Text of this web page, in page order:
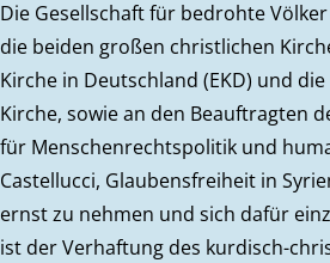
Die Gesellschaft für bedrohte
die beiden großen christlichen
Kirche in Deutschland (EKD) und
Kirche, sowie an den Beauftragten
für Menschenrechtspolitik und
Castellucci, Glaubensfreiheit in
ernst zu nehmen und sich dafür
ist der Verhaftung des kurdisch-